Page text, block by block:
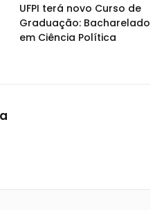
UFPI terá novo Curso de
Graduação: Bacharelado
em Ciência Política